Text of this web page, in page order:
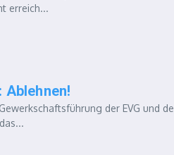
erreich...
der EVG und